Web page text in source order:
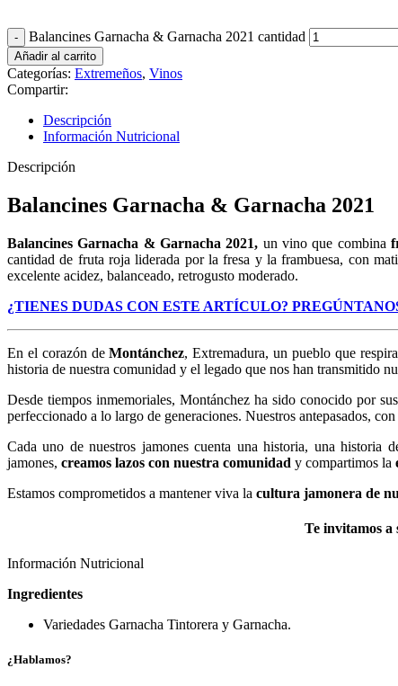
Balancines Garnacha & Garnacha 2021 cantidad
Añadir al carrito
Categorías: Extremeños, Vinos
Compartir:
Descripción
Información Nutricional
Descripción
Balancines Garnacha & Garnacha 2021
Balancines Garnacha & Garnacha 2021, un vino que combina
cantidad de fruta roja liderada por la fresa y la frambuesa, con
excelente acidez, balanceado, retrogusto moderado.
¿TIENES DUDAS CON ESTE ARTÍCULO?
En el corazón deMontánchez, Extremadura, un pueblo que
historia de nuestra comunidad y el legado que nos han transmitido
Desde tiempos inmemoriales, Montánchez ha sido conocido por
perfeccionado a lo largo de generaciones. Nuestros antepasados,
Cada uno de nuestros jamones cuenta una historia, una historia
jamones, creamos lazos con nuestra comunidad y compartimos la
Estamos comprometidos a mantener viva la cultura jamonera de
Te invitamos a
Información Nutricional
Ingredientes
Variedades Garnacha Tintorera y Garnacha.
¿Hablamos?